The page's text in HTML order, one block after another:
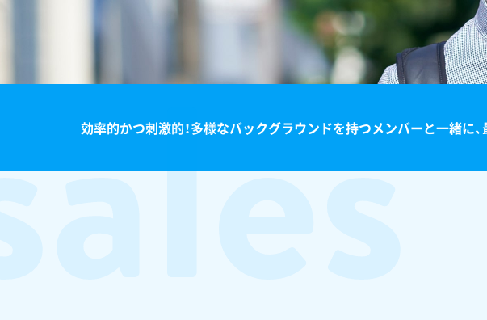
効率的かつ刺激的！多様なバックグラウンドを持つメンバーと一緒に